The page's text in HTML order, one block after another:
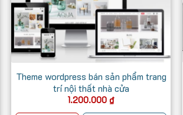
Theme wordpress bán sản phẩm trang
trí nội thất nhà cửa
1.200.000 ₫